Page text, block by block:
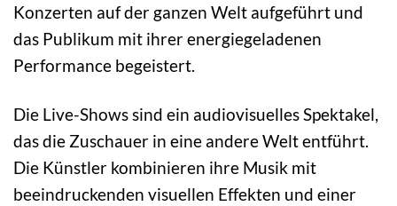
Konzerten auf der ganzen Welt aufgeführt und
das Publikum mit ihrer energiegeladenen
Performance begeistert.
Die Live-Shows sind ein audiovisuelles Spektakel,
das die Zuschauer in eine andere Welt entführt.
Die Künstler kombinieren ihre Musik mit
beeindruckenden visuellen Effekten und einer